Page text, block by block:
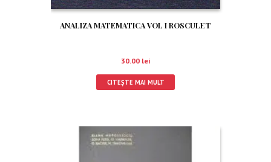
ANALIZA MATEMATICA VOL I ROSCULET
30.00 lei
CITEȘTE MAI MULT